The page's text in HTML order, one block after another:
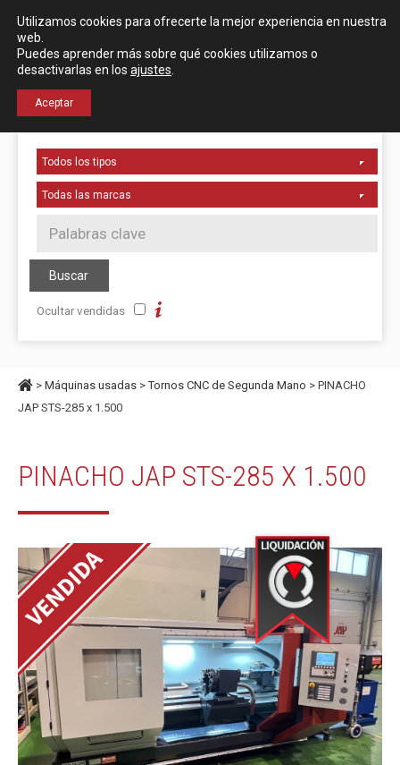
Localización Español English
Ocultar vendidas
> Máquinas usadas >Tornos CNC de Segunda Mano > PINACHO
JAP STS-285 x 1.500
PINACHO JAP STS-285 X 1.500
Utilizamos cookies para ofrecerte la mejor experiencia en nuestra
web.
Puedes aprender más sobre qué cookies utilizamos o
desactivarlas en los ajustes
Aceptar